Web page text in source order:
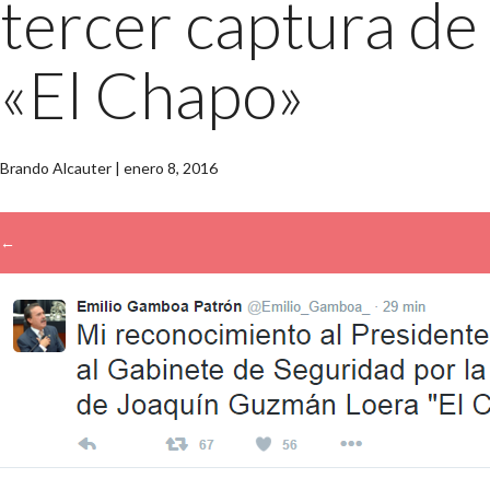
tercer captura de
«El Chapo»
Brando Alcauter | enero 8, 2016
←
→